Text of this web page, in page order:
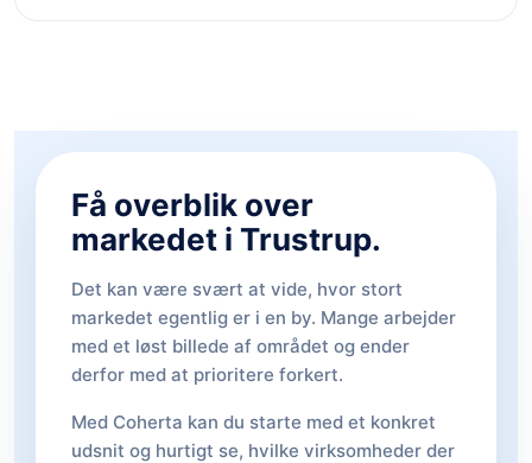
Få overblik over
markedet i Trustrup.
Det kan være svært at vide, hvor stort
markedet egentlig er i en by. Mange arbejder
med et løst billede af området og ender
derfor med at prioritere forkert.
Med Coherta kan du starte med et konkret
udsnit og hurtigt se, hvilke virksomheder der